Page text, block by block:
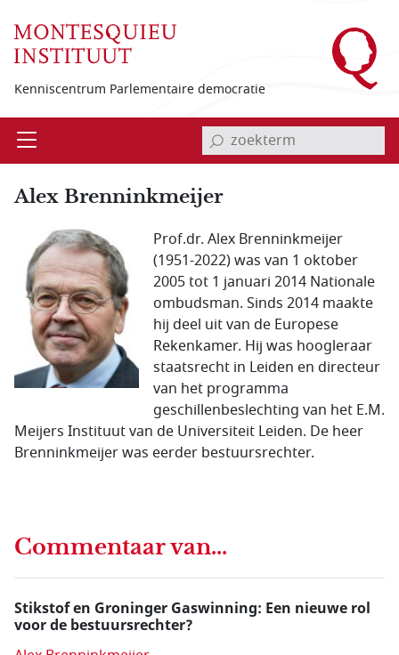
Kenniscentrum Parlementaire democratie
Open invoerveld zoekterm
Alex Brenninkmeijer
Prof.dr. Alex Brenninkmeijer
(1951-2022) was van 1 oktober
2005 tot 1 januari 2014 Nationale
ombudsman. Sinds 2014 maakte
hij deel uit van de Europese
Rekenkamer. Hij was hoogleraar
staatsrecht in Leiden en directeur
van het programma
geschillenbeslechting van het E.M.
Meijers Instituut van de Universiteit Leiden. De heer
Brenninkmeijer was eerder bestuursrechter.
Commentaar van...
Stikstof en Groninger Gaswinning: Een nieuwe rol
voor de bestuursrechter?